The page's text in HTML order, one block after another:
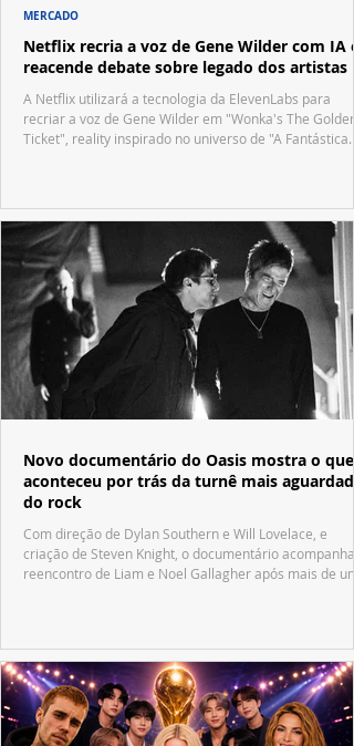
Netflix recria a voz de Gene Wilder com IA e
reacende debate sobre legado dos artistas
A Netflix utilizará a tecnologia da ElevenLabs para
recriar a voz de Gene Wilder em "Wonka's The Golden
Ticket", reality inspirado no universo de "A Fantástica
MERCADO
Novo documentário do Oasis mostra o que
aconteceu por trás da turnê mais aguardada
do rock
Com direção de Dylan Southern e Will Lovelace, e
criação de Steven Knight, o documentário acompanha
reencontro de Liam e Noel Gallagher após mais de